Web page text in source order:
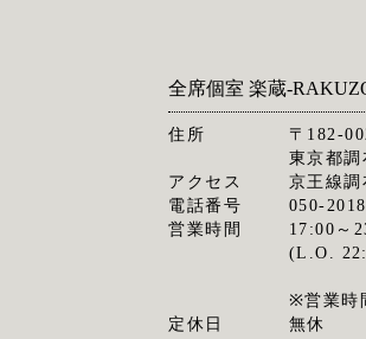
全席個室 楽蔵
住所
〒182-
東京都
アクセス
京王線
電話番号
050-
営業時間
17:00～
(L.O.
※営業時
定休日
無休